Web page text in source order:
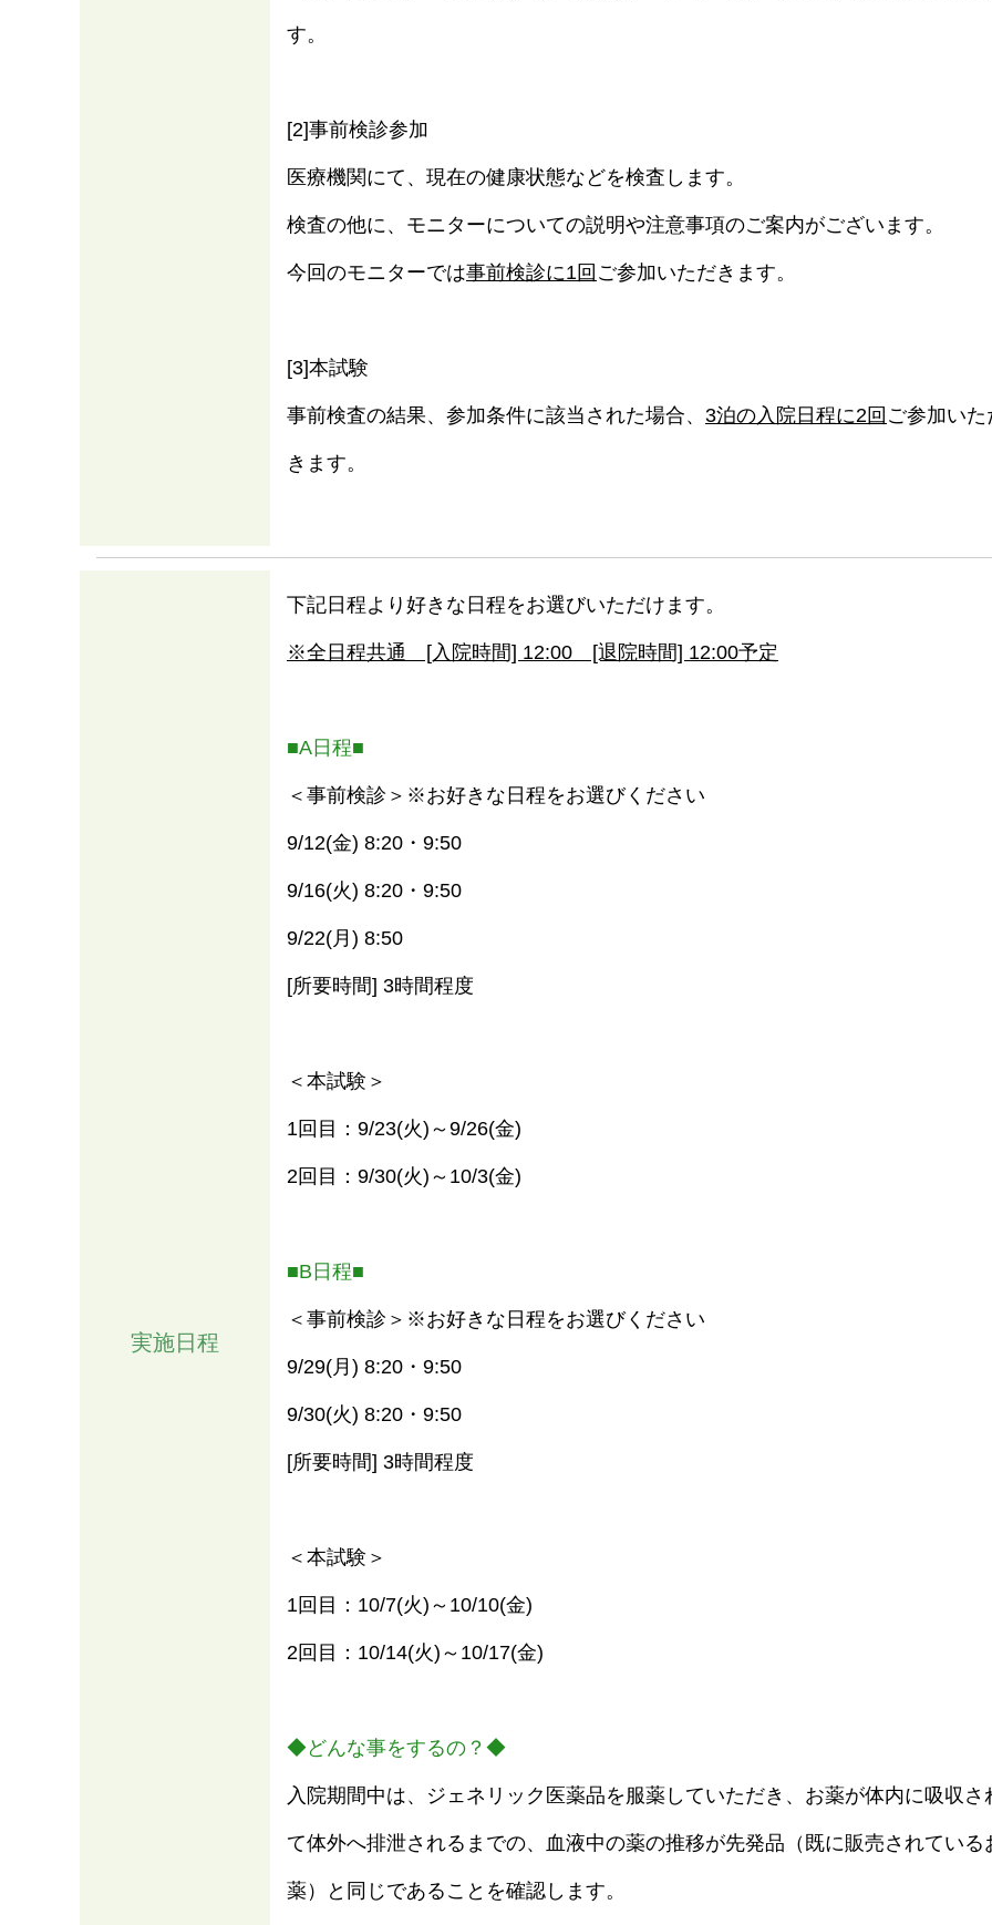
す。
[2]事前検診参加
医療機関にて、現在の健康状態などを検査します。
検査の他に、モニターについての説明や注意事項のご案内がございます。
今回のモニターでは事前検診に1回 ご参加いただきます。
[3]本試験
事前検査の結果、参加条件に該当された場合、 3泊の入院日程に2回 ご参加いた
きます。
実施日程
下記日程より好きな日程をお選びいただけます。
※全日程共通 [入院時間] 12:00 [退院時間] 12:00予定
■A日程■
＜事前検診＞※お好きな日程をお選びください
9/12(⾦) 8:20・9:50
9/16(火) 8:20・9:50
9/22(月) 8:50
[所要時間] 3時間程度
＜本試験＞
1回目：9/23(火)～9/26(金)
2回目：9/30(火)～10/3(金)
■B日程■
＜事前検診＞※お好きな日程をお選びください
9/29(月) 8:20・9:50
9/30(火) 8:20・9:50
[所要時間] 3時間程度
＜本試験＞
1回目：10/7(火)～10/10(金)
2回目：10/14(火)～10/17(金)
◆どんな事をするの？◆
入院期間中は、ジェネリック医薬品を服薬していただき、お薬が体内に吸収さ
て体外へ排泄されるまでの、血液中の薬の推移が先発品（既に販売されている
薬）と同じであることを確認します。